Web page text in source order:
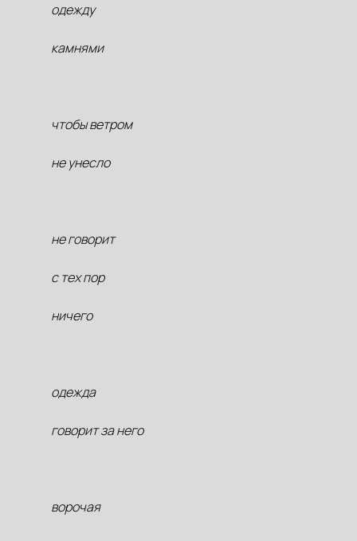
одежду
камнями
чтобы ветром
не унесло
не говорит
с тех пор
ничего
одежда
говорит за него
ворочая